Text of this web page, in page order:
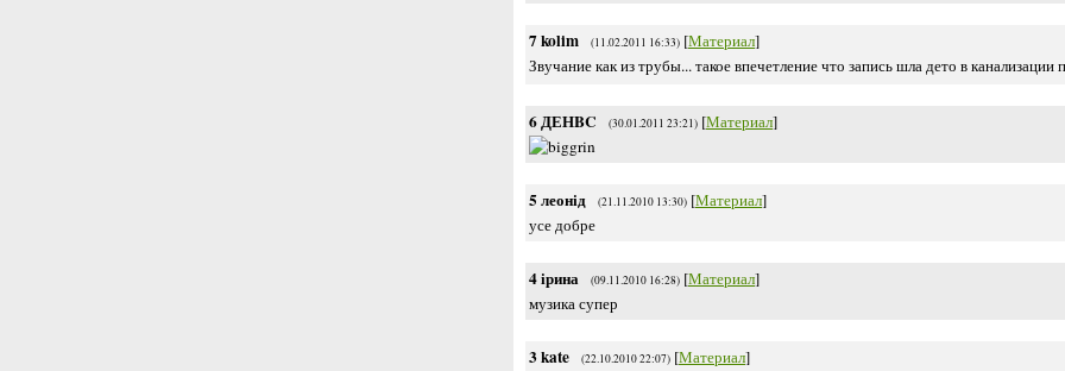
7kolim (11.02.2011 16:33) [Материал]
Звучание как из трубы... такое впечетление что запись шла дето в
6ДЕНBC (30.01.2011 23:21) [Материал]
5 леонід (21.11.2010 13:30) [Материал]
усе добре
4ірина (09.11.2010 16:28) [Материал]
музика супер
3kate (22.10.2010 22:07) [Материал]